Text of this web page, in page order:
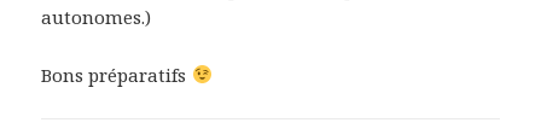
autonomes.)
Bons préparatifs